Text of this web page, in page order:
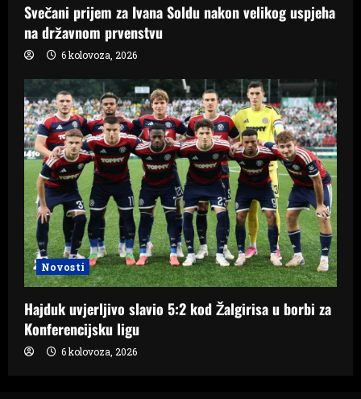
Svečani prijem za Ivana Soldu nakon velikog uspjeha
na državnom prvenstvu
6 kolovoza, 2026
Novosti
Hajduk uvjerljivo slavio 5:2 kod Žalgirisa u borbi za
Konferencijsku ligu
6 kolovoza, 2026